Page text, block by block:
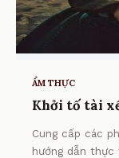
ẨM THỰC
Khởi tố tài
Cung cấp các
hướng dẫn thực